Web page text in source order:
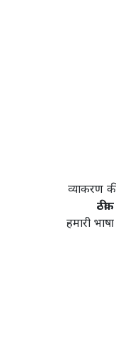
व्याकरण
हमारी